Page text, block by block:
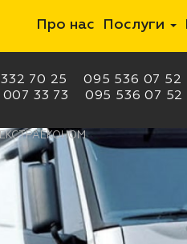
Про нас Послуги
70 25 095 536 07 52
33 73
095 536 07 52
ЕКСТРАЕКОНОМ